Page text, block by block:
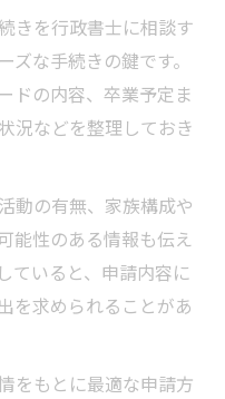
きを行政書士に相談す
な手続きの鍵です。
ドの内容、卒業予定ま
況などを整理しておき
動の有無、家族構成や
能性のある情報も伝え
ていると、申請内容に
を求められることがあ
をもとに最適な申請方